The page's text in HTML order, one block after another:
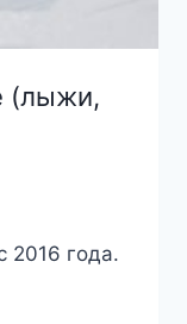
(лыжи,
2016 года.